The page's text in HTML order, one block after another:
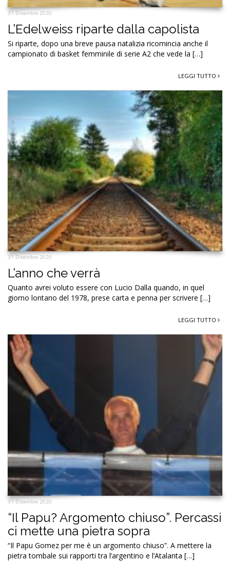
31 Dicembre 2020
L’Edelweiss riparte dalla capolista
Si riparte, dopo una breve pausa natalizia ricomincia anche il
campionato di basket femminile di serie A2 che vede la […]
LEGGI TUTTO
31 Dicembre 2020
L’anno che verrà
Quanto avrei voluto essere con Lucio Dalla quando, in quel
giorno lontano del 1978, prese carta e penna per scrivere […]
LEGGI TUTTO
31 Dicembre 2020
“Il Papu? Argomento chiuso”. Percassi
ci mette una pietra sopra
“Il Papu Gomez per me è un argomento chiuso”. A mettere la
pietra tombale sui rapporti tra l’argentino e l’Atalanta […]